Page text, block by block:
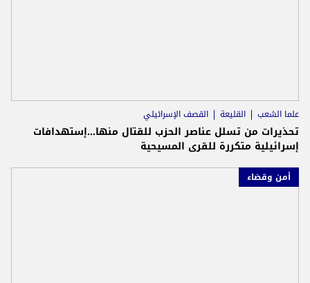
علما الشعب القليعة القصف الإسرائيلي
تحذيرات من تسلل عناصر الحزب للقتال منها...إستهدافات
إسرائيلية متكررة للقرى المسيحية
أمن وقضاء